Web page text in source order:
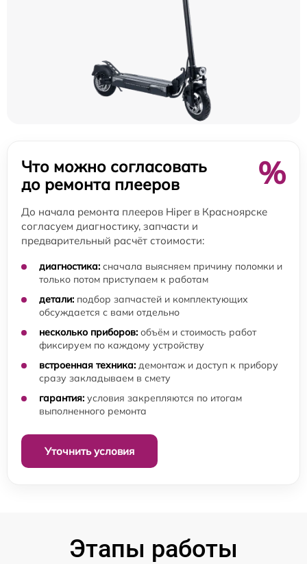
Что можно согласовать
до ремонта плееров
%
До начала ремонта плееров Hiper в Красноярске
согласуем диагностику, запчасти и
предварительный расчёт стоимости:
диагностика: сначала выясняем причину поломки и
только потом приступаем к работам
детали: подбор запчастей и комплектующих
обсуждается с вами отдельно
несколько приборов: объём и стоимость работ
фиксируем по каждому устройству
встроенная техника: демонтаж и доступ к прибору
сразу закладываем в смету
гарантия: условия закрепляются по итогам
выполненного ремонта
Уточнить условия
Этапы работы